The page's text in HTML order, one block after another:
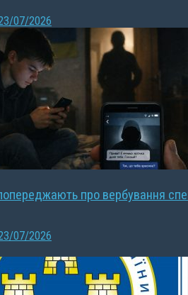
07/2026
про вербування
07/2026